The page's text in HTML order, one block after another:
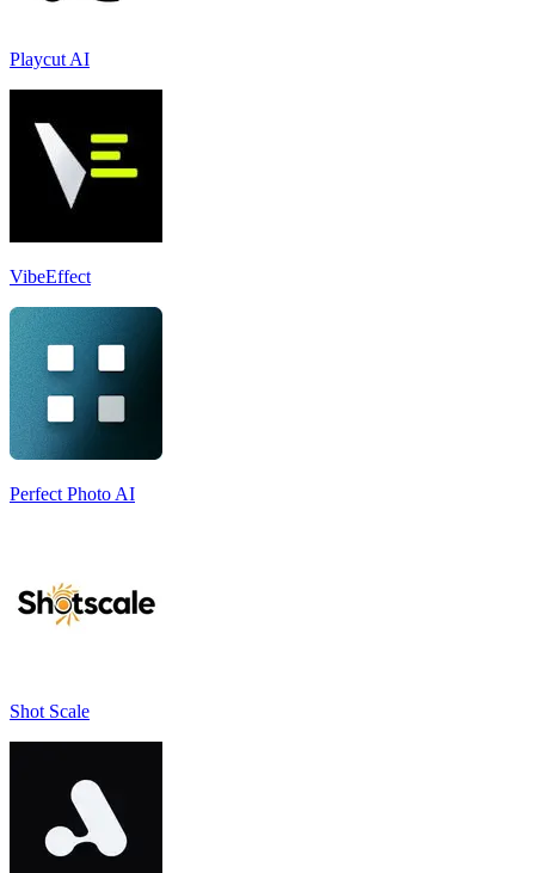
Playcut AI
VibeEffect
Perfect Photo AI
Shot Scale